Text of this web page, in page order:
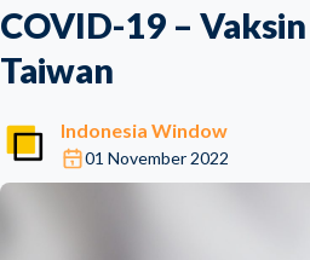
COVID-19 –
Taiwan
Indonesia Window
01 November 2022